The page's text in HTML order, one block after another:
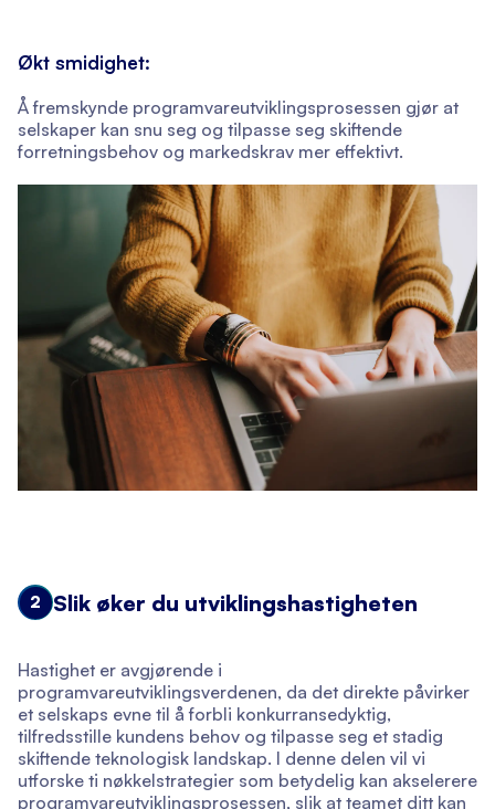
Økt smidighet:
Å fremskynde programvareutviklingsprosessen gjør at
selskaper kan snu seg og tilpasse seg skiftende
forretningsbehov og markedskrav mer effektivt.
2 Slik øker du utviklingshastigheten
Hastighet er avgjørende i
programvareutviklingsverdenen, da det direkte påvirker
et selskaps evne til å forbli konkurransedyktig,
tilfredsstille kundens behov og tilpasse seg et stadig
skiftende teknologisk landskap. I denne delen vil vi
utforske ti nøkkelstrategier som betydelig kan akselerere
programvareutviklingsprosessen, slik at teamet ditt kan